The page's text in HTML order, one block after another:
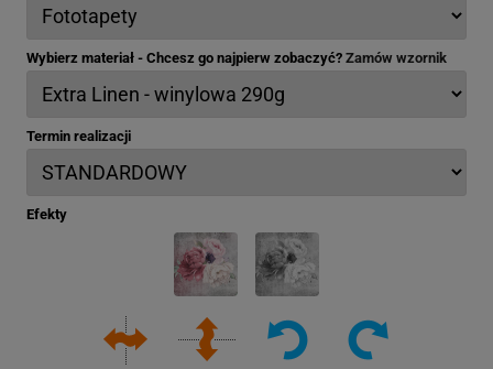
Wybierz materiał - Chcesz go najpierw zobaczyć? Zamów wzornik
Termin realizacji
Efekty